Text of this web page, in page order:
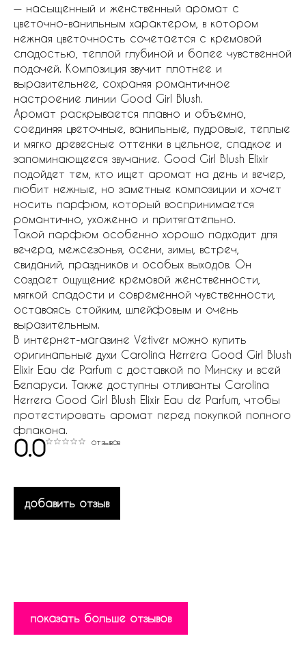
— насыщенный и женственный аромат с
цветочно-ванильным характером, в котором
нежная цветочность сочетается с кремовой
сладостью, теплой глубиной и более чувственной
подачей. Композиция звучит плотнее и
выразительнее, сохраняя романтичное
настроение линии Good Girl Blush.
Аромат раскрывается плавно и объемно,
соединяя цветочные, ванильные, пудровые, теплые
и мягко древесные оттенки в цельное, сладкое и
запоминающееся звучание. Good Girl Blush Elixir
подойдет тем, кто ищет аромат на день и вечер,
любит нежные, но заметные композиции и хочет
носить парфюм, который воспринимается
романтично, ухоженно и притягательно.
Такой парфюм особенно хорошо подходит для
вечера, межсезонья, осени, зимы, встреч,
свиданий, праздников и особых выходов. Он
создает ощущение кремовой женственности,
мягкой сладости и современной чувственности,
оставаясь стойким, шлейфовым и очень
выразительным.
В интернет-магазине Vetiver можно купить
оригинальные духи Carolina Herrera Good Girl Blush
Elixir Eau de Parfum с доставкой по Минску и всей
Беларуси. Также доступны отливанты Carolina
Herrera Good Girl Blush Elixir Eau de Parfum, чтобы
протестировать аромат перед покупкой полного
флакона.
0.0 отзывов
добавить отзыв
показать больше отзывов